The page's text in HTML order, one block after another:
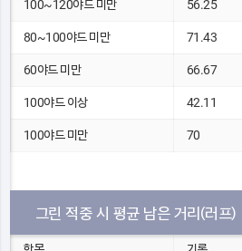
100~120야드 미만 56.25
80~100야드 미만 71.43
60야드 미만 66.67
100야드 이상 42.11
100야드 미만 70
그린 적중 시 평균 남은 거리(러프)